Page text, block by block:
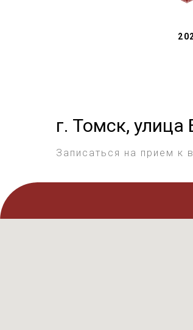
г. Томск, улица
Записаться на прием к